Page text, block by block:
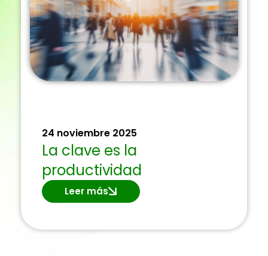
24 noviembre 2025
La clave es la
productividad
Leer más